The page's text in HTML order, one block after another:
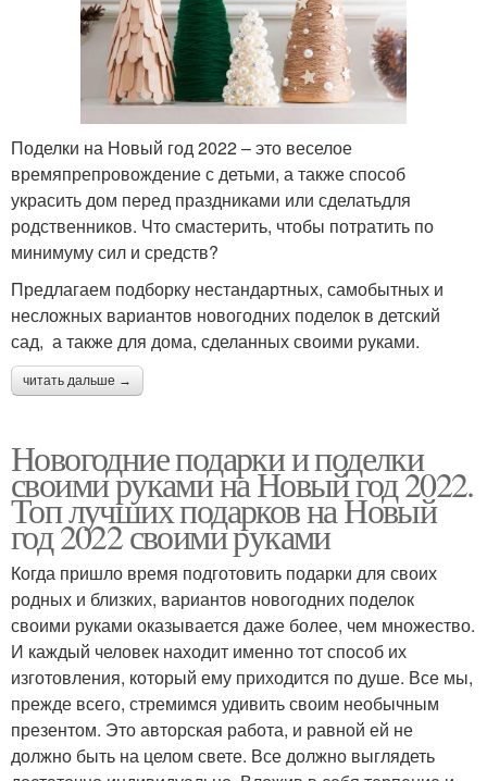
Поделки на Новый год 2022 – это веселое
времяпрепровождение с детьми, а также способ
украсить дом перед праздниками или сделатьдля
родственников. Что смастерить, чтобы потратить по
минимуму сил и средств?
Предлагаем подборку нестандартных, самобытных и
несложных вариантов новогодних поделок в детский
сад, а также для дома, сделанных своими руками.
читать дальше →
Новогодние подарки и поделки
своими руками на Новый год 2022.
Топ лучших подарков на Новый
год 2022 своими руками
Когда пришло время подготовить подарки для своих
родных и близких, вариантов новогодних поделок
своими руками оказывается даже более, чем множество.
И каждый человек находит именно тот способ их
изготовления, который ему приходится по душе. Все мы,
прежде всего, стремимся удивить своим необычным
презентом. Это авторская работа, и равной ей не
должно быть на целом свете. Все должно выглядеть